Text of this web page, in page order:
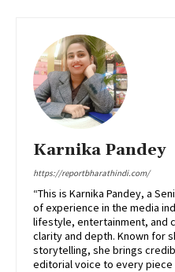
Karnika Pandey
https://reportbharathindi.com/
“This is Karnika Pandey, a
of experience in the media
lifestyle, entertainment, and
clarity and depth. Known for
storytelling, she brings
editorial voice to every piece